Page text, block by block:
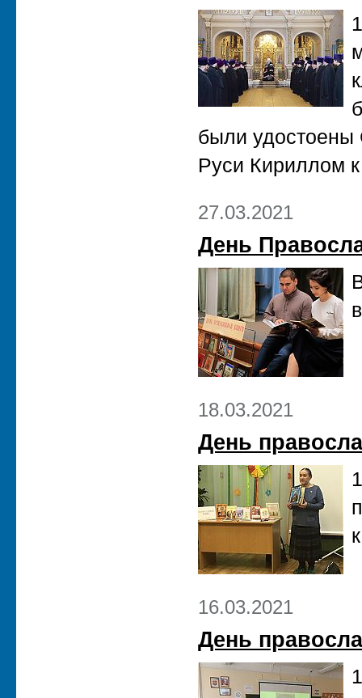
были удостоены
Руси Кириллом
27.03.2021
День
18.03.2021
День
16.03.2021
День